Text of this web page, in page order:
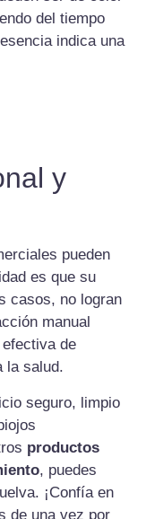
del tiempo
indica una
y
pueden
es que su
casos, no logran
manual
de
la salud.
seguro, limpio
productos
, puedes
¡Confía en
de una vez por